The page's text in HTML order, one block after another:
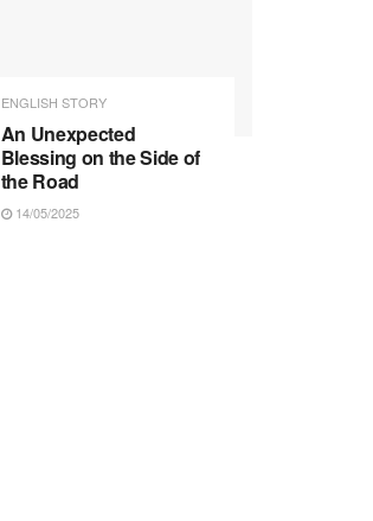
ENGLISH STORY
An Unexpected
Blessing on the Side of
the Road
14/05/2025